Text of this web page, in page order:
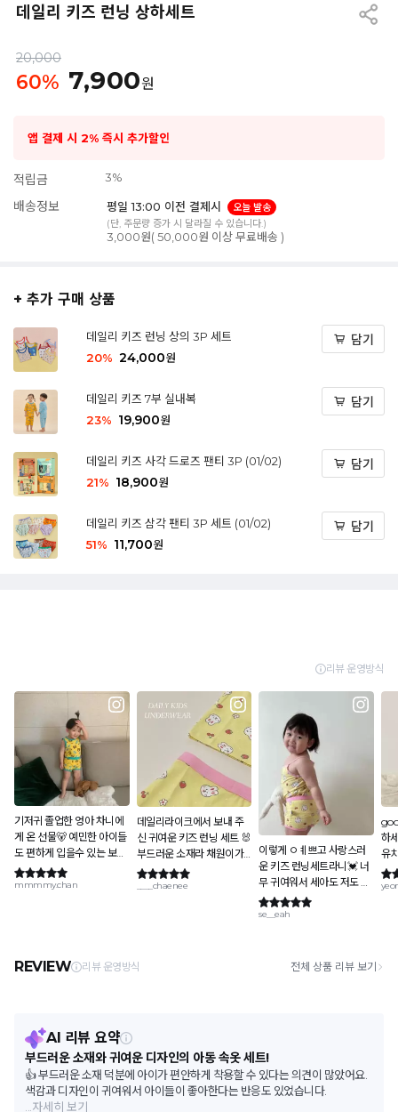
데일리 키즈 런닝 상하세트
20,000
60% 7,900원
앱 결제 시 2% 즉시 추가할인
적립금 3%
배송정보 평일 13:00 이전 결제시
오늘 발송
(단, 주문량 증가 시 달라질 수 있습니다.)
3,000원( 50,000원 이상 무료배송 )
+ 추가 구매 상품
데일리 키즈 런닝 상의 3P 세트
20% 24,000원
담기
데일리 키즈 7부 실내복
23% 19,900원
담기
데일리 키즈 사각 드로즈 팬티 3P (01/02)
21% 18,900원
담기
데일리 키즈 삼각 팬티 3P 세트 (01/02)
51% 11,700원
담기